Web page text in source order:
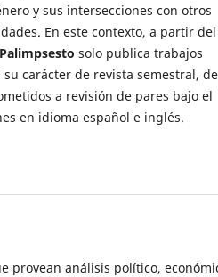
y sus intersecciones con otros
En este contexto, a partir del
Palimpsesto solo publica trabajos
carácter de revista semestral, de
a revisión de pares bajo el
en idioma español e inglés.
provean análisis político,